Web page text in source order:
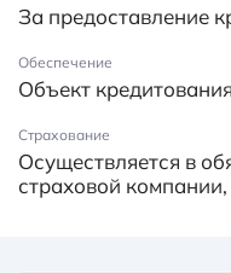
За предоставление
Обеспечение
Объект кредитования
Страхование
Осуществляется в
страховой